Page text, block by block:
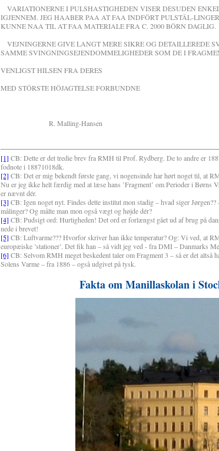
VARIATIONERNE I PULSHASTIGHEDEN VISER DESUDEN
IGJENNEM. JEG HAABER PAA AT FAA INDFÖRT PULSTÄL-
KUNNE NAA TIL AT FAA MATERIALE FRA C. 2000 BÖRN DAGLIG.
VEJNINGERNE GIVE LANGT MERE SIKRE OG DETAILLEREDE
SAMME SVINGNINGSEJENDOMMELIGHEDER SOM DE I
VENLIGST HILSEN FRA DERES
MED STÖRSTE HÖJAGTELSE FORBUNDNE
R. Malling-Hansen
[1] CB: Dette er det tredie brev fra RMH til Prof. Rydberg. De to andre er
fodnote i 18871018dk.
[2] CB: Det er mig bekendt første gang, vi nogensinde har hørt noget til, at
Nu er jeg ikke helt færdig med at læse hans ’Fragment’ om Perioder i Børns
er nævnt dér.
[3] CB: Igen noget nyt. Findes dette institut mon stadig – hvad siger
målinger? Og målte man mon også vægt og højde dér?
[4] CB: Pudsigt ord: Hurtigheden! Det ord er forlængst gået ud af brug på
nede i brevet!
[5] CB: Luftvarme??? Hvorfor skriver han ikke temperatur? Og: Vi ved, at
europæiske ’stationer’. Det fik han – så vidt jeg ved - fra DMI – Danmarks
[6] CB: Selvom RMH meget beskedent taler om Fragment 3 – så er det
Solens Varme – fra 1886 – også udgivet på tysk.
Fakta om Manillaskolan i